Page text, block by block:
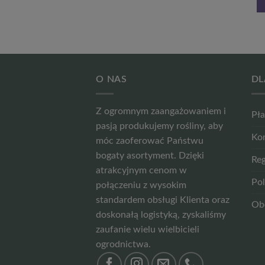
O NAS
Z ogromnym zaangażowaniem i
pasją produkujemy rośliny, aby
móc zaoferować Państwu
bogaty asortyment. Dzięki
atrakcyjnym cenom w
połączeniu z wysokim
standardem obsługi Klienta oraz
doskonałą logistyką, zyskaliśmy
zaufanie wielu wielbicieli
ogrodnictwa.